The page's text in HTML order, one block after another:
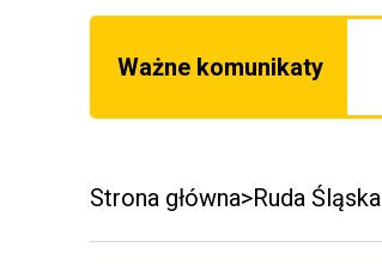
Ważne komunikaty
Strona główna Ruda Śląska